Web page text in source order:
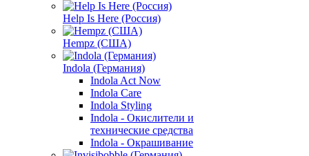
Help Is Here (Россия)
Hempz (США)
Indola (Германия)
Indola Act Now
Indola Care
Indola Styling
Indola - Окислители и
технические средства
Indola - Окрашивание